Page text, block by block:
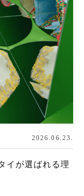
2026.06.23.
イが選ばれる理